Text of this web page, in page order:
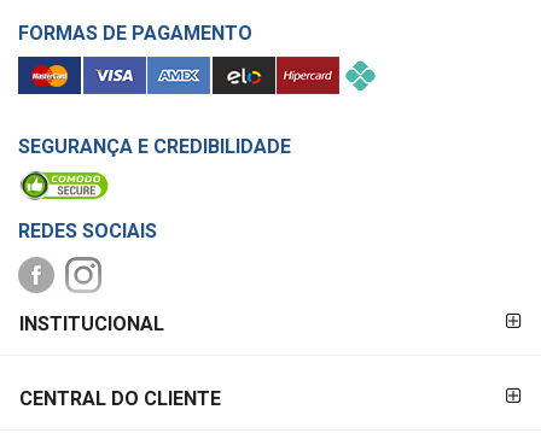
FORMAS DE PAGAMENTO
SEGURANÇA E CREDIBILIDADE
REDES SOCIAIS
PAGAMENTO
INSTITUCIONAL
CENTRAL DO CLIENTE